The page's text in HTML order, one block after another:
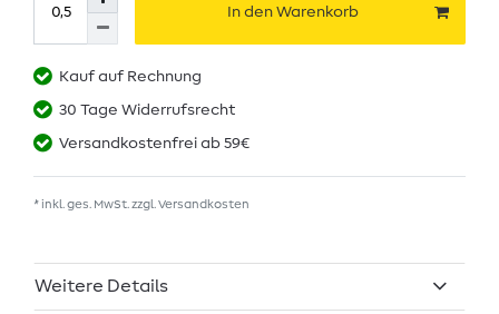
In den Warenkorb
Kauf auf Rechnung
30 Tage Widerrufsrecht
Versandkostenfrei ab 59€
* inkl. ges. MwSt. zzgl. Versandkosten
Weitere Details